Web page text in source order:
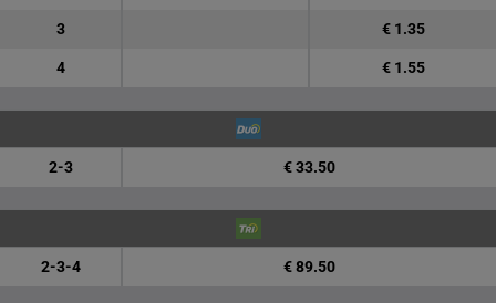
3 € 1.35
4 € 1.55
2-3 € 33.50
2-3-4 € 89.50